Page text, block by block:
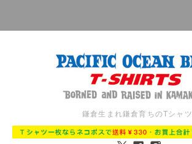
鎌倉生まれ鎌倉育ちのTシャツ